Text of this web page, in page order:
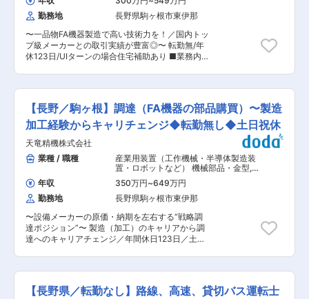
や設計を経験し、機械について理解を深めます。
実務未経験からのエンジニア職の挑戦でも、操作
手順や設計ルールを丁寧に指導します。 研修後
も、組織全体で教えあう風土がありますので、
OJT形式で着実に実力をつけていただけます。 事
＼働きやすさ、整っています／ ----------------
---------------- リモートワーク、フレックス制
にご利用いただけます。
工がメインです。 ■ミッション： 今後は、当社
で製造する装置のための加工だけでなく、社外か
らの案件も受注し、業績拡大を見込んでいます。
■業務の魅力： ◇量産品ではなく一品物製造のた
め、毎回異なる製品に取り組む面白さがありま
す。 ◇技能検定の取得を会社がサポート。当社で
培ったスキルを公的な機関の認証を得ることがで
せするのではなく、様々な加工機を使って加工を
行うため、多面的なスキルを身に着けることがで
きます。 ■キャリアパス： 加工技術を身に着け
たのち、スペシャリストを目指す、もしくは設計
者へのキャリアチェンジも相談可能です。 ■組織
構成： 加工Gは、8名在籍しています。 ■当社の
魅力： ◇ファクトリーオートメーション（FA）
で高い技術力を誇り、国内トップ級メーカーとの
取引実績が豊富。 ☆事例：IoT対応のクリームハ
ンダ印刷機の開発 └熟練者の経験に頼っていた印
刷工程の自動化に挑戦。世界中をネットでつない
で管理できるようなシステムを開発しています。
◇自社一貫生産体制を構築し、オーダーメイド設
ことができます。 ◇入社直後の現場研修があり、
業務内容の理解を深めるためのサポート体制が整
働きやすい環境づくりに努めています。
勤務地
長野県駒ヶ根市東伊那
〜一品物FA機器製造で高い技術力を！／国内トッ
プ級メーカーとの取引実績が豊富◎〜 転勤無/年
休123日/UIターンの場合住宅補助あり ■業務内
の組立〜納品立ち上げまでの業務】をご担当いた
だきます。 納品時のレベル出しなども行う、当社
にとって欠かせないポジションです。 ■業務の流
れ： ◇設計から上がってきた3D図面を見ながら
自動機の組立作業を行います。 ◇筐体の組立の
他、電気配線を行い、各ユニットを組上げていき
ます。 ◇装置を実際に動かす調整や、実際の製品
を使った動作確認まで担当します。 ◇完成後は顧
客先へ立ち上げ対応なども行っており、場合によ
ってはお客様の海外工場へ行く機会もあります。
※建物の改変を伴う業務は含みません。 ■業務の
魅力： ◇量産品ではなく一品物製造のため、毎回
異なる製品に取り組む面白さがあります。 ◇技能
検定の取得を会社がサポート。当社で培ったスキ
ルを公的な機関の認証を得ることができ、社内外
問わず活躍できる技術者として成長できる環境が
ことができる仕事です。 ◇自動化技術を通じて社
【長野／駒ヶ根】調達（FA機器の部品購買）〜製造
加工経験からキャリチェンジ◆転勤無し◆土日祝休
天竜精機株式会社
業種 / 職種
産業用装置（工作機械・半導体製造装
置・ロボットなど） 機械部品・金型,
購買・調達・バイヤー・MD SCM企
画・物流企画・需要予測
年収 350万円~649万円
勤務地
長野県駒ヶ根市東伊那
〜設備メーカーの原価・納期を左右する“戦略調
達ポジション”〜 製造（加工）のキャリアから調
達へのキャリアチェンジ／年間休日123日／土日
での業務をお任せします。 ・主に、設備で使用す
る加工品の調達をお任せいたします。 ・受注量増
加に伴う、体制強化のための採用です。 ■業務詳
【長野県／転勤なし】路線、高速、貸切バス運転士